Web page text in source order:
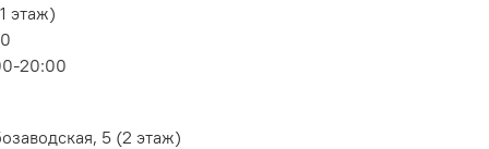
этаж)
20:00
5 (2 этаж)